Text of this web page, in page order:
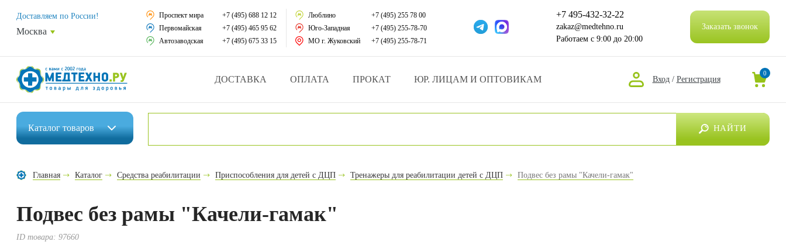
Средства реабилитации
Средства по уходу за больными
Домашняя медтехника
Уникальные и полезные товары
Доставляем по России!
Москва
Проспект мира
+7 (495) 688 12 12
Первомайская
+7 (495) 465 95 62
Автозаводская
+7 (495) 675 33 15
Люблино
+7 (495) 255 78 00
Юго-Западная
+7 (495) 255-78-70
МО г. Жуковский
+7 (495) 255-78-71
+7 495-432-32-22
zakaz@medtehno.ru
Работаем с 9:00 до 20:00
Заказать звонок
ДОСТАВКА ОПЛАТА ПРОКАТ ЮР. ЛИЦАМ И ОПТОВИКАМ Вход / Регистрация
0
Каталогтоваров
Средства по уходу за больными
Ортопедические изделия
НАЙТИ
Главная Каталог Средства реабилитации Приспособления для детей с ДЦП Тренажеры для реабилитации детей с ДЦП Подвес без рамы "Качели-гамак"
Подвес без рамы "Качели-гамак"
ID товара:97660